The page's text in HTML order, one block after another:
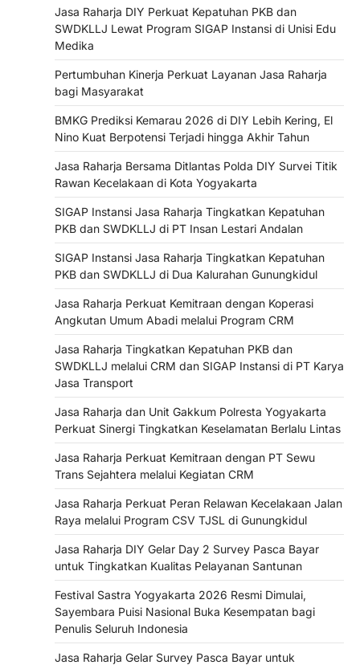
Jasa Raharja DIY Perkuat Kepatuhan PKB dan
SWDKLLJ Lewat Program SIGAP Instansi di Unisi Edu
Medika
Pertumbuhan Kinerja Perkuat Layanan Jasa Raharja
bagi Masyarakat
BMKG Prediksi Kemarau 2026 di DIY Lebih Kering, El
Nino Kuat Berpotensi Terjadi hingga Akhir Tahun
Jasa Raharja Bersama Ditlantas Polda DIY Survei Titik
Rawan Kecelakaan di Kota Yogyakarta
SIGAP Instansi Jasa Raharja Tingkatkan Kepatuhan
PKB dan SWDKLLJ di PT Insan Lestari Andalan
SIGAP Instansi Jasa Raharja Tingkatkan Kepatuhan
PKB dan SWDKLLJ di Dua Kalurahan Gunungkidul
Jasa Raharja Perkuat Kemitraan dengan Koperasi
Angkutan Umum Abadi melalui Program CRM
Jasa Raharja Tingkatkan Kepatuhan PKB dan
SWDKLLJ melalui CRM dan SIGAP Instansi di PT Karya
Jasa Transport
Jasa Raharja dan Unit Gakkum Polresta Yogyakarta
Perkuat Sinergi Tingkatkan Keselamatan Berlalu Lintas
Jasa Raharja Perkuat Kemitraan dengan PT Sewu
Trans Sejahtera melalui Kegiatan CRM
Jasa Raharja Perkuat Peran Relawan Kecelakaan Jalan
Raya melalui Program CSV TJSL di Gunungkidul
Jasa Raharja DIY Gelar Day 2 Survey Pasca Bayar
untuk Tingkatkan Kualitas Pelayanan Santunan
Festival Sastra Yogyakarta 2026 Resmi Dimulai,
Sayembara Puisi Nasional Buka Kesempatan bagi
Penulis Seluruh Indonesia
Jasa Raharja Gelar Survey Pasca Bayar untuk